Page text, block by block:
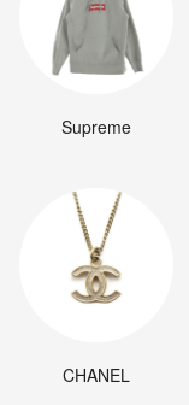
Supreme
CHANEL